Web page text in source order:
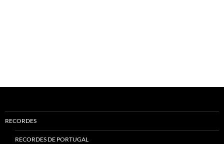
RECORDES
RECORDES DE PORTUGAL